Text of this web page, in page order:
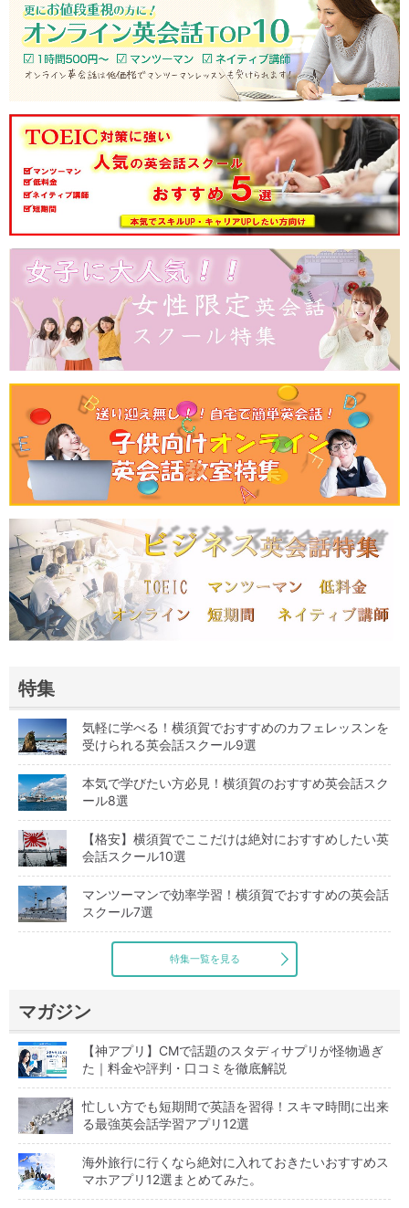
特集
気軽に学べる！横須賀でおすすめのカフェレッスンを
受けられる英会話スクール9選
本気で学びたい方必見！横須賀のおすすめ英会話スク
ール8選
【格安】横須賀でここだけは絶対におすすめしたい英
会話スクール10選
マンツーマンで効率学習！横須賀でおすすめの英会話
スクール7選
特集一覧を見る
マガジン
【神アプリ】CMで話題のスタディサプリが怪物過ぎ
た｜料金や評判・口コミを徹底解説
忙しい方でも短期間で英語を習得！スキマ時間に出来
る最強英会話学習アプリ12選
海外旅行に行くなら絶対に入れておきたいおすすめス
マホアプリ12選まとめてみた。